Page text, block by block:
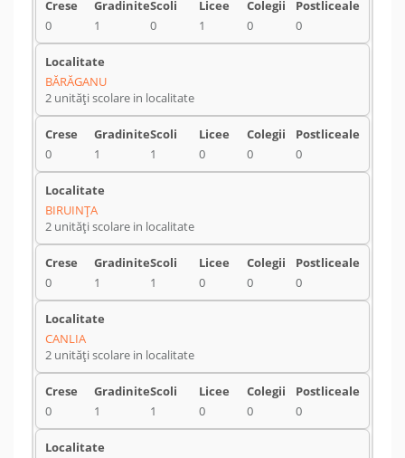
0 1 0 1 0 0
BĂRĂGANU
2 unități scolare in localitate
0 1 1 0 0 0
BIRUINŢA
2 unități scolare in localitate
0 1 1 0 0 0
CANLIA
2 unități scolare in localitate
0 1 1 0 0 0